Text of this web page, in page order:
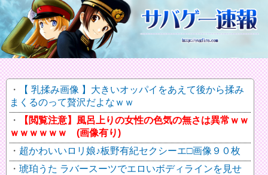
【 乳揉み画像 】大きいオッパイをあえて後から揉み
まくるのって贅沢だよなｗｗ
【閲覧注意】風呂上りの女性の色気の無さは異常ｗｗ
ｗｗｗｗｗｗ (画像有り)
超かわいいロリ娘♪板野有紀セクシーエ□画像９０枚
琥珀うた ラバースーツでエロいボディラインを見せ